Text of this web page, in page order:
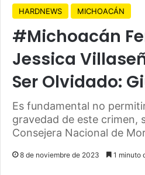
HARDNEWS MICHOACÁN
#Michoacán
Jessica
Ser Olvidado:
Es fundamental no
gravedad de este crimen,
Consejera Nacional de
8 de noviembre de 2023 1 minuto